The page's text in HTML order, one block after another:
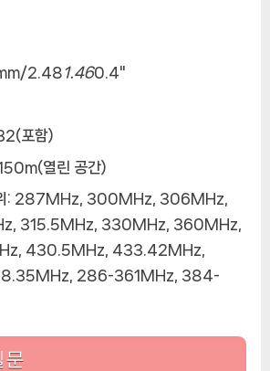
2.481.460.4"
포함)
열린 공간)
위: 287MHz, 300MHz, 306MHz,
315.5MHz, 330MHz, 360MHz,
430.5MHz, 433.42MHz,
286-361MHz, 384-
문